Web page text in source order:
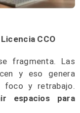
Licencia CCO
fragmenta. Las
y eso genera
foco y retrabajo.
espacios para